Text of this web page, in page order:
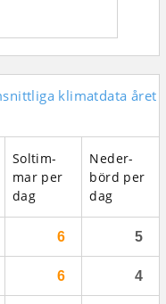
klimatdata året
Sol­tim­
mar per
dag
Neder­
börd per
dag
6 5
6 4